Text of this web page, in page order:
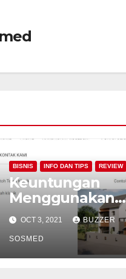
BISNIS INFO DAN TIPS REVIEW
Keuntungan
Menggunakan
Jasa Desain
Rumah Bogor
OCT 3, 2021 BUZZER
SOSMED